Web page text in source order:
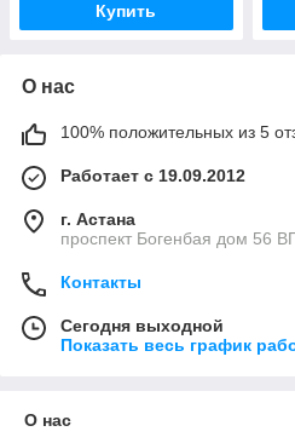
Купить
О нас
100% положительных из 5
Работает с 19.09.2012
г. Астана
проспект Богенбая дом 56
Контакты
Сегодня выходной
Показать весь график
О нас